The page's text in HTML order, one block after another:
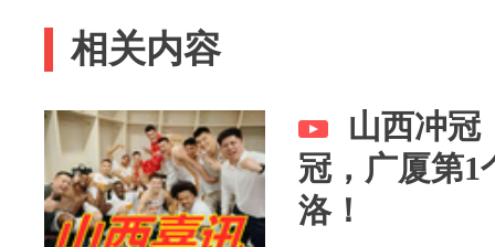
相关内容
山西冲冠
冠，广厦第1
洛！